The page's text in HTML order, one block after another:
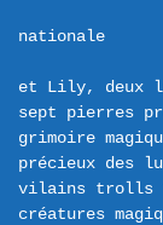
nationale
et Lily, deux
sept pierres
grimoire
précieux des
vilains trolls ?
créatures